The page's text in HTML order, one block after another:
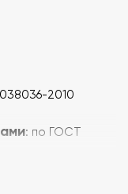
2010
: по ГОСТ